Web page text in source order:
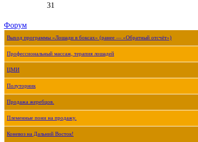
31
Форум
Выход программы «Лошади в боксах» (ранее — «Обратный отсчёт»)
Профессиональный массаж, терапия лошадей
ЦМИ
Полуторник
Продажа жеребцов.
Племенные пони на продажу.
Коневоз на Дальний Восток!